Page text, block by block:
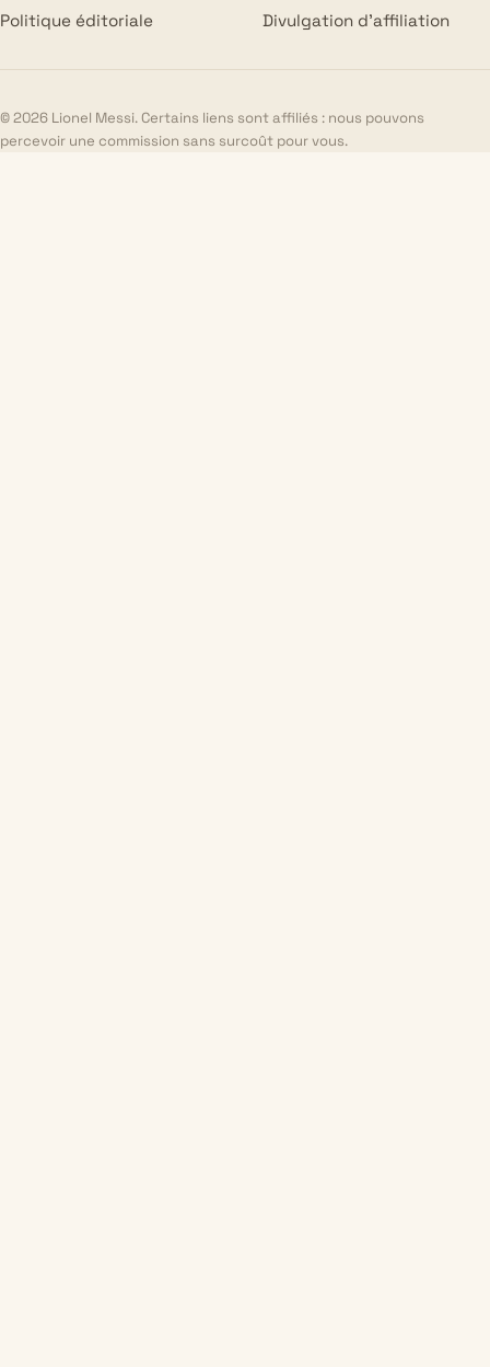
Politique éditoriale
Divulgation d’affiliation
© 2026 Lionel Messi. Certains liens sont affiliés : nous pouvons
percevoir une commission sans surcoût pour vous.